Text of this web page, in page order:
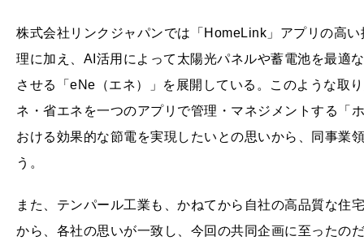
株式会社リンクジャパンでは「HomeLink」アプリの高
理に加え、AI活用によって太陽光パネルや蓄電池を最適
させる「eNe（エネ）」を展開している。このような取
ネ・省エネを一つのアプリで管理・マネジメントする「
おける効果的な節電を実現したいとの思いから、同事業
う。
また、テンパール工業も、かねてから自社の高品質な住
から、各社の思いが一致し、今回の共同企画に至ったの